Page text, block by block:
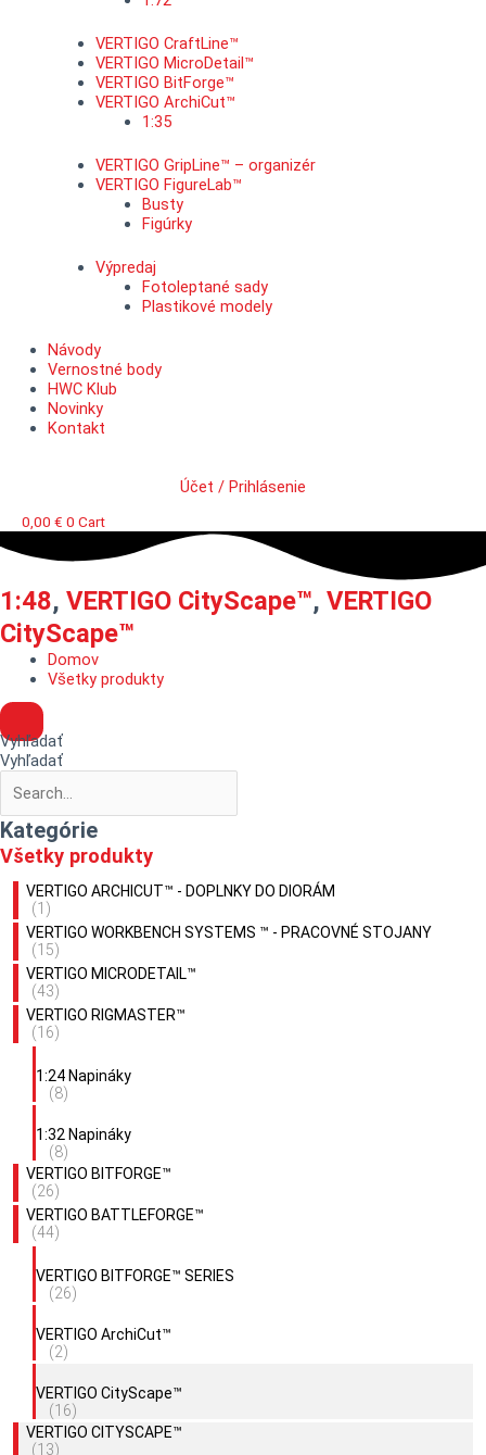
VERTIGO CraftLine™
VERTIGO MicroDetail™
VERTIGO BitForge™
VERTIGO ArchiCut™
1:35
VERTIGO GripLine™ – organizér
VERTIGO FigureLab™
Busty
Figúrky
Výpredaj
Fotoleptané sady
Plastikové modely
Návody
Vernostné body
HWC Klub
Novinky
Kontakt
Účet / Prihlásenie
0,00 € 0 Cart
1:48, VERTIGO CityScape™, VERTIGO
CityScape™
Domov
Všetky produkty
Vyhľadať
Vyhľadať
Kategórie
Všetky produkty
VERTIGO ARCHICUT™ - DOPLNKY DO DIORÁM
(1)
VERTIGO WORKBENCH SYSTEMS ™ - PRACOVNÉ STOJANY
(15)
VERTIGO MICRODETAIL™
(43)
VERTIGO RIGMASTER™
(16)
1:24 Napináky
(8)
1:32 Napináky
(8)
VERTIGO BITFORGE™
(26)
VERTIGO BATTLEFORGE™
(44)
VERTIGO BITFORGE™ SERIES
(26)
VERTIGO ArchiCut™
(2)
VERTIGO CityScape™
(16)
VERTIGO CITYSCAPE™
(13)